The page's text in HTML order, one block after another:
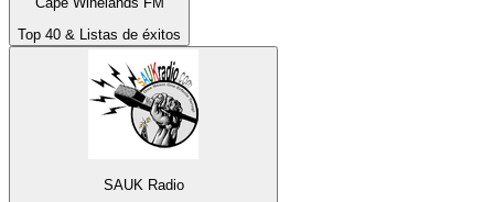
Top 40 & Listas de éxitos
SAUK Radio